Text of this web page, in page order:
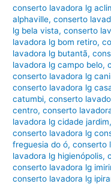
conserto lavadora lg
alphaville,conserto
lg bela vista,conserto
lavadora lg bom retiro,
lavadora lg butantã,
lavadora lg campo belo,
conserto lavadora lg
conserto lavadora lg
catumbi,conserto
centro,conserto
lavadora lg cidade jardim
conserto lavadora lg
freguesia do ó,conserto
lavadora lg higienópolis,
conserto lavadora lg
conserto lavadora lg